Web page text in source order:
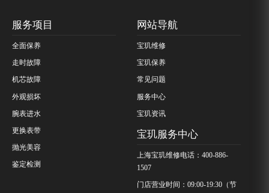
服务项目
全面保养
走时故障
机芯故障
外观损坏
腕表进水
更换表带
抛光美容
鉴定检测
网站导航
宝玑维修
宝玑保养
常见问题
服务中心
宝玑资讯
宝玑服务中心
上海宝玑维修电话：400-886-
1507
门店营业时间：09:00-19:30（节